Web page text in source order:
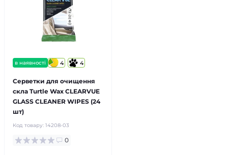
в наявності 4 4
Серветки для очищення
скла Turtle Wax CLEARVUE
GLASS CLEANER WIPES (24
шт)
Код товару: 14208-03
0